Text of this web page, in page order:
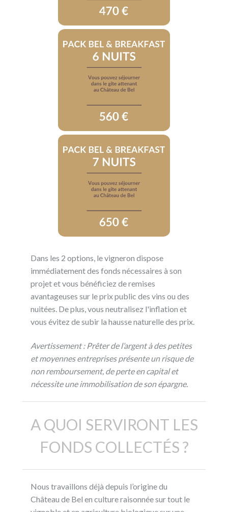
Dans les 2 options, le vigneron dispose
immédiatement des fonds nécessaires à son
projet et vous bénéficiez de remises
avantageuses sur le prix public des vins ou des
nuitées. De plus, vous neutralisez l'inflation et
vous évitez de subir la hausse naturelle des prix.
Avertissement : Prêter de l’argent à des petites
et moyennes entreprises présente un risque de
non remboursement, de perte en capital et
nécessite une immobilisation de son épargne.
A QUOI SERVIRONT LES
FONDS COLLECTÉS ?
Nous travaillons déjà depuis l’origine du
Château de Bel en culture raisonnée sur tout le